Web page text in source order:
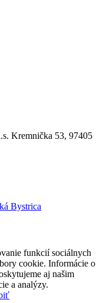
Kremnička 53, 97405
Bystrica
funkcií sociálnych
cookie. Informácie o
aj našim
a analýzy.